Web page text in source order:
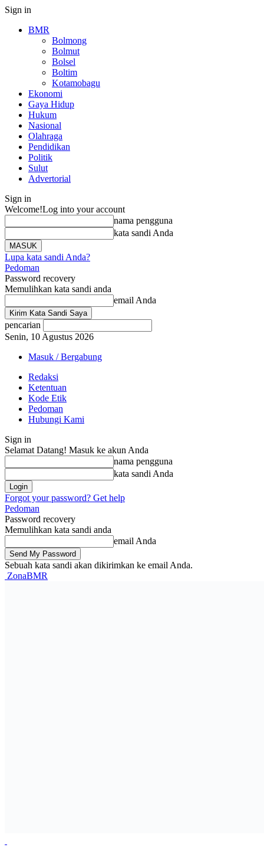
Sign in
BMR
Bolmong
Bolmut
Bolsel
Boltim
Kotamobagu
Ekonomi
Gaya Hidup
Hukum
Nasional
Olahraga
Pendidikan
Politik
Sulut
Advertorial
Sign in
Welcome!Log into your account
nama pengguna
kata sandi Anda
Lupa kata sandi Anda?
Pedoman
Password recovery
Memulihkan kata sandi anda
email Anda
pencarian
Senin, 10 Agustus 2026
Masuk / Bergabung
Redaksi
Ketentuan
Kode Etik
Pedoman
Hubungi Kami
Sign in
Selamat Datang! Masuk ke akun Anda
nama pengguna
kata sandi Anda
Forgot your password? Get help
Pedoman
Password recovery
Memulihkan kata sandi anda
email Anda
Sebuah kata sandi akan dikirimkan ke email Anda.
ZonaBMR